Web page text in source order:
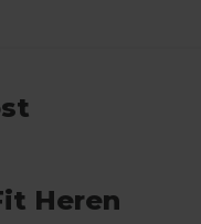
Heren